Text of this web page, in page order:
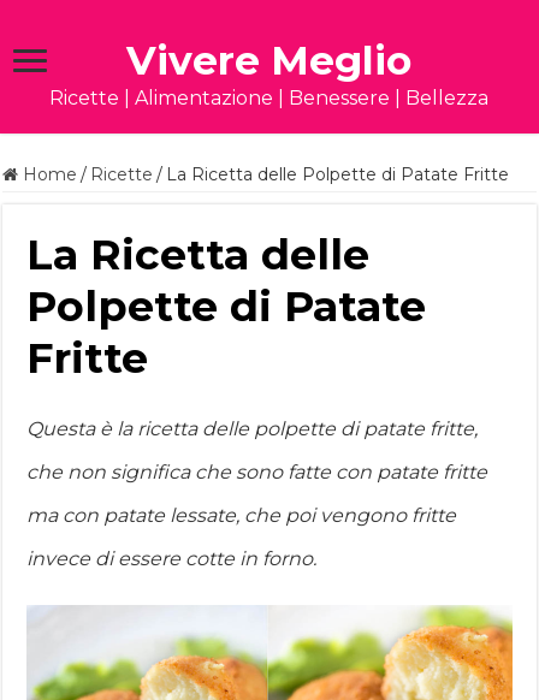
Vivere Meglio
Ricette | Alimentazione | Benessere | Bellezza
Home / Ricette / La Ricetta delle Polpette di Patate Fritte
La Ricetta delle
Polpette di Patate
Fritte
Questa è la ricetta delle polpette di patate fritte,
che non significa che sono fatte con patate fritte
ma con patate lessate, che poi vengono fritte
invece di essere cotte in forno.